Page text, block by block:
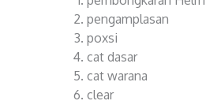
pengamplasan
poxsi
cat dasar
cat warana
clear